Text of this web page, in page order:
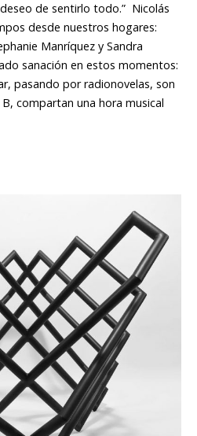
de sentirlo todo.” Nicolás
desde nuestros hogares:
Manríquez y Sandra
sanación en estos momentos:
pasando por radionovelas, son
compartan una hora musical